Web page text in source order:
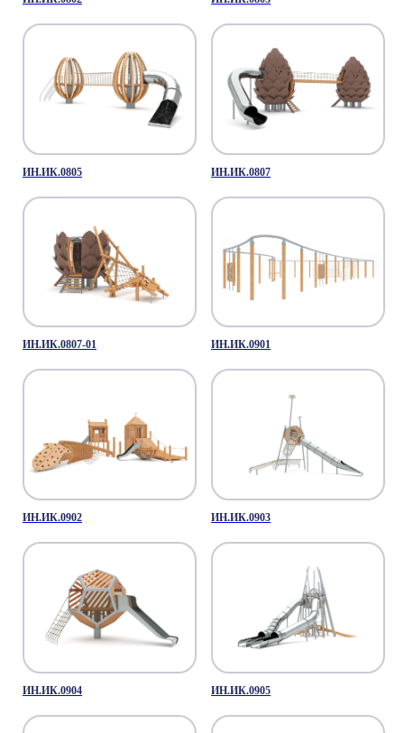
ИН.ИК.0805 ИН.ИК.0807
ИН.ИК.0807-01 ИН.ИК.0901
ИН.ИК.0902 ИН.ИК.0903
ИН.ИК.0904 ИН.ИК.0905